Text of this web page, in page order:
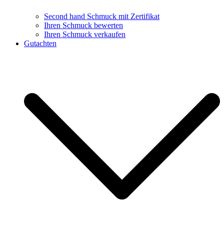
Second hand Schmuck mit Zertifikat
Ihren Schmuck bewerten
Ihren Schmuck verkaufen
Gutachten